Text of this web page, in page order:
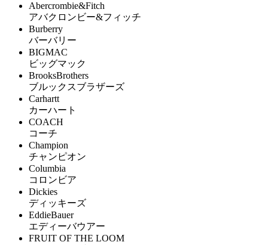
Abercrombie&Fitch
アバクロンビー&フィッチ
Burberry
バーバリー
BIGMAC
ビッグマック
BrooksBrothers
ブルックスブラザーズ
Carhartt
カーハート
COACH
コーチ
Champion
チャンピオン
Columbia
コロンビア
Dickies
ディッキーズ
EddieBauer
エディーバウアー
FRUIT OF THE LOOM